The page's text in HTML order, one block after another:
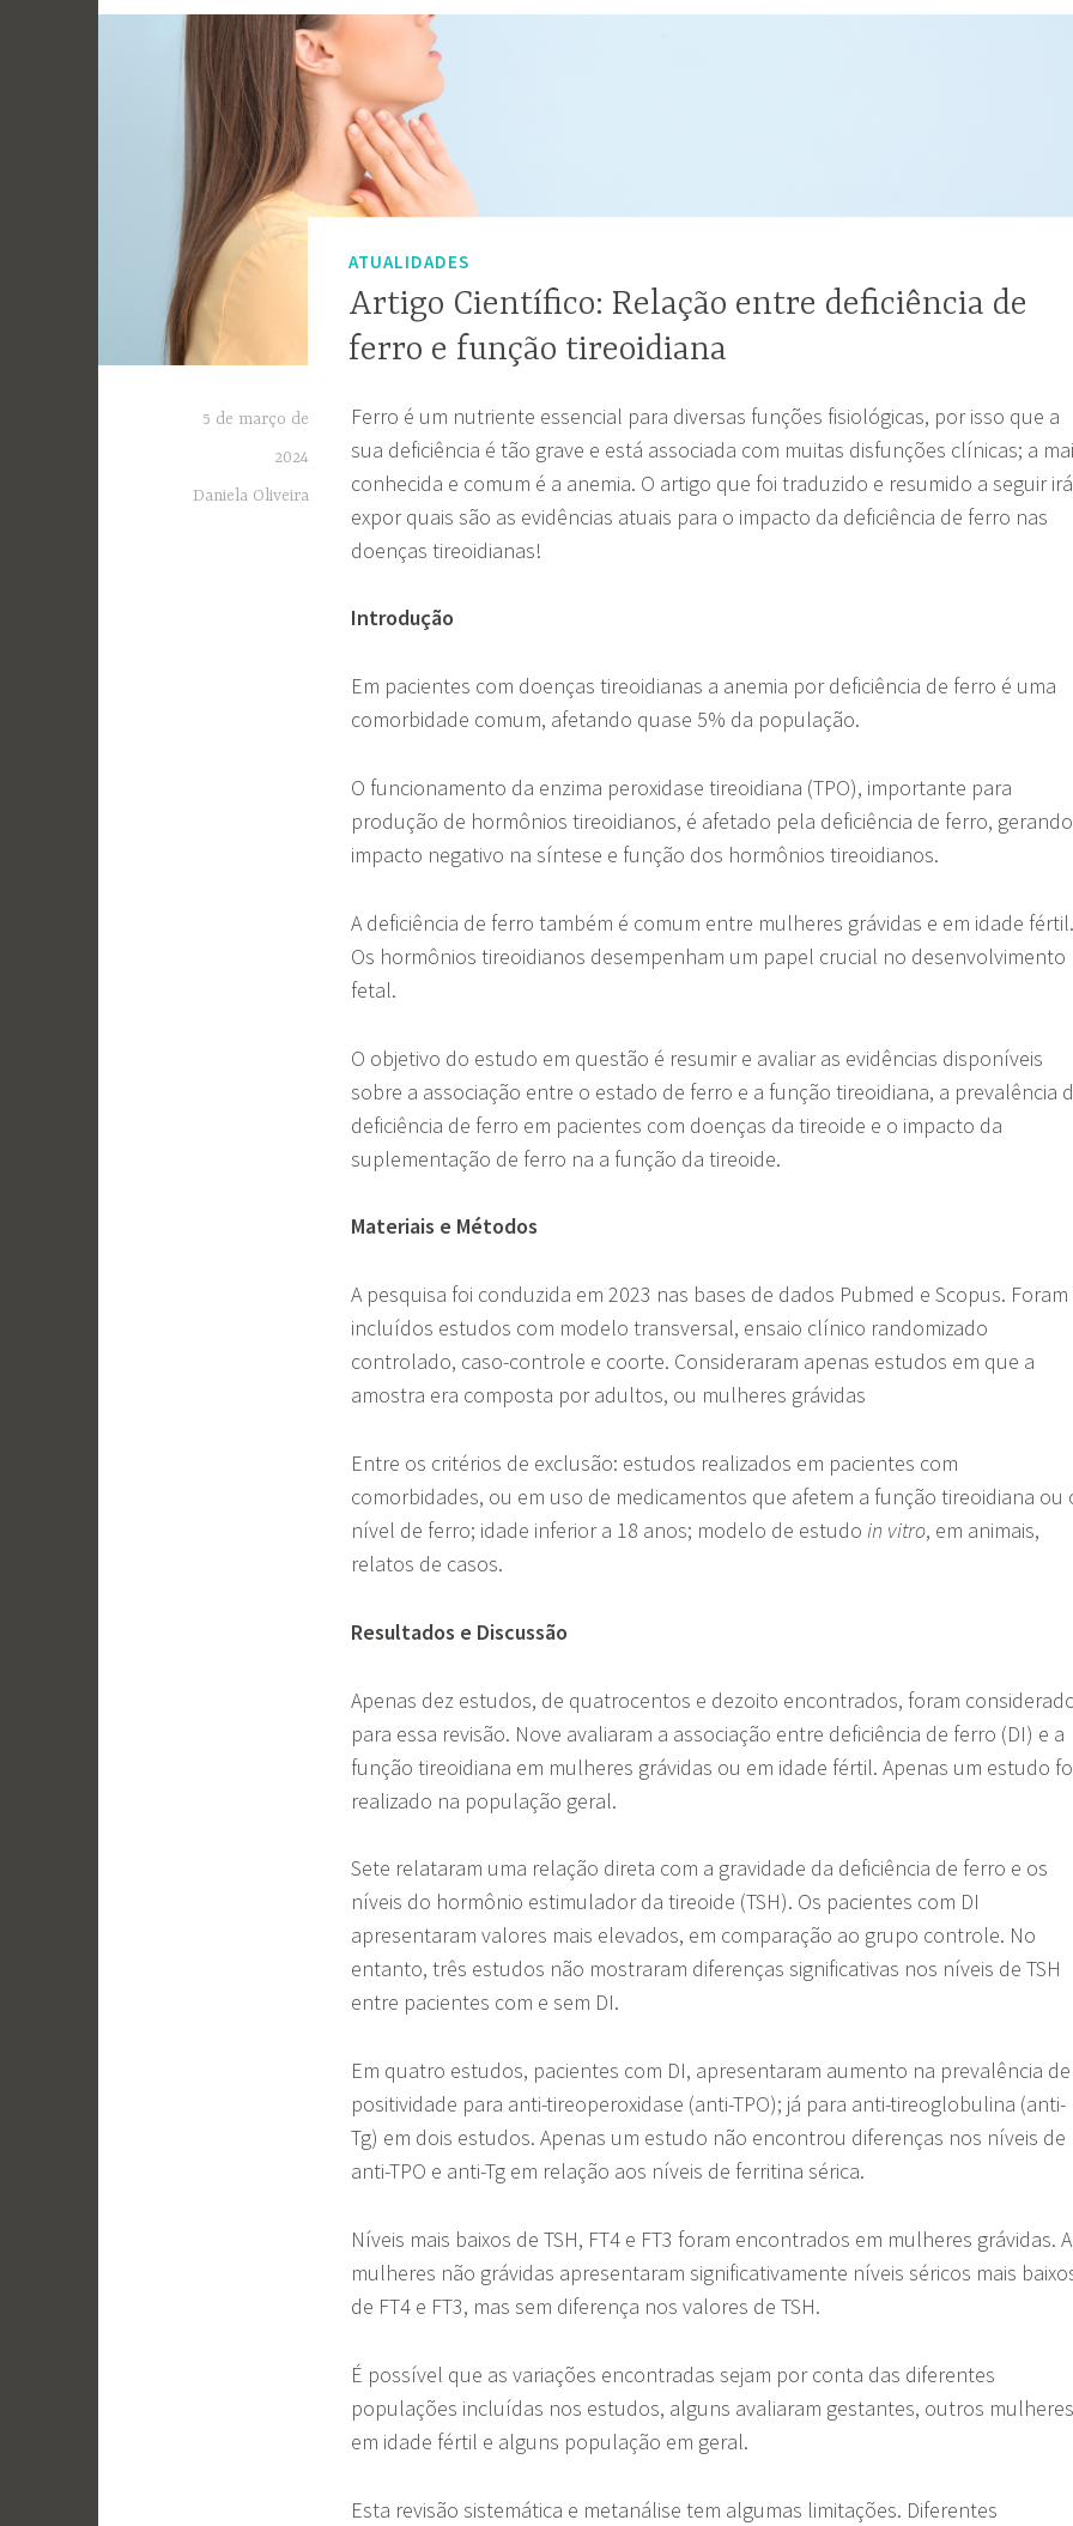
ATUALIDADES
Artigo Científico: Relação entre deficiência de
ferro e função tireoidiana
5 de março de
2024
Daniela Oliveira
Ferro é um nutriente essencial para diversas funções fisiológicas, por isso que a
sua deficiência é tão grave e está associada com muitas disfunções clínicas; a
conhecida e comum é a anemia. O artigo que foi traduzido e resumido a seguir irá
expor quais são as evidências atuais para o impacto da deficiência de ferro nas
doenças tireoidianas!
Introdução
Em pacientes com doenças tireoidianas a anemia por deficiência de ferro é uma
comorbidade comum, afetando quase 5% da população.
O funcionamento da enzima peroxidase tireoidiana (TPO), importante para
produção de hormônios tireoidianos, é afetado pela deficiência de ferro, gerando
impacto negativo na síntese e função dos hormônios tireoidianos.
A deficiência de ferro também é comum entre mulheres grávidas e em idade fértil.
Os hormônios tireoidianos desempenham um papel crucial no desenvolvimento
fetal.
O objetivo do estudo em questão é resumir e avaliar as evidências disponíveis
sobre a associação entre o estado de ferro e a função tireoidiana, a prevalência
deficiência de ferro em pacientes com doenças da tireoide e o impacto da
suplementação de ferro na a função da tireoide.
Materiais e Métodos
A pesquisa foi conduzida em 2023 nas bases de dados Pubmed e Scopus. Foram
incluídos estudos com modelo transversal, ensaio clínico randomizado
controlado, caso-controle e coorte. Consideraram apenas estudos em que a
amostra era composta por adultos, ou mulheres grávidas
Entre os critérios de exclusão: estudos realizados em pacientes com
comorbidades, ou em uso de medicamentos que afetem a função tireoidiana ou
nível de ferro; idade inferior a 18 anos; modelo de estudo in vitro, em animais,
relatos de casos.
Resultados e Discussão
Apenas dez estudos, de quatrocentos e dezoito encontrados, foram
para essa revisão. Nove avaliaram a associação entre deficiência de ferro (DI) e a
função tireoidiana em mulheres grávidas ou em idade fértil. Apenas um estudo
realizado na população geral.
Sete relataram uma relação direta com a gravidade da deficiência de ferro e os
níveis do hormônio estimulador da tireoide (TSH). Os pacientes com DI
apresentaram valores mais elevados, em comparação ao grupo controle. No
entanto, três estudos não mostraram diferenças significativas nos níveis de TSH
entre pacientes com e sem DI.
Em quatro estudos, pacientes com DI, apresentaram aumento na prevalência de
positividade para anti-tireoperoxidase (anti-TPO); já para anti-tireoglobulina (anti-
Tg) em dois estudos. Apenas um estudo não encontrou diferenças nos níveis de
anti-TPO e anti-Tg em relação aos níveis de ferritina sérica.
Níveis mais baixos de TSH, FT4 e FT3 foram encontrados em mulheres grávidas.
mulheres não grávidas apresentaram significativamente níveis séricos mais
de FT4 e FT3, mas sem diferença nos valores de TSH.
É possível que as variações encontradas sejam por conta das diferentes
populações incluídas nos estudos, alguns avaliaram gestantes, outros mulheres
em idade fértil e alguns população em geral.
Esta revisão sistemática e metanálise tem algumas limitações. Diferentes